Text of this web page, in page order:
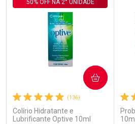
Comprar sem Desconto
Por R$ 143,94/cada
Comprar sem Desconto
Por R$ 143,94/cada
(136)
Colírio Hidratante e
Lubrificante Optive 10ml
50% OFF NA 2° UNIDADE
COMPRAR